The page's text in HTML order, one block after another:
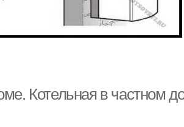
Котельная в частном